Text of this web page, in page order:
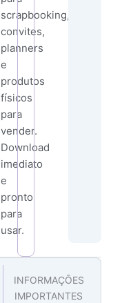
scrapbooking,
convites,
planners
e
produtos
físicos
para
vender.
Download
imediato
e
pronto
para
usar.
INFORMAÇÕES
IMPORTANTES